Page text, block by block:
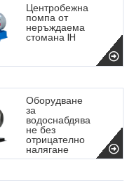
Центробежна
помпа от
неръждаема
стомана IH
Оборудване
за
водоснабдява
не без
отрицателно
налягане